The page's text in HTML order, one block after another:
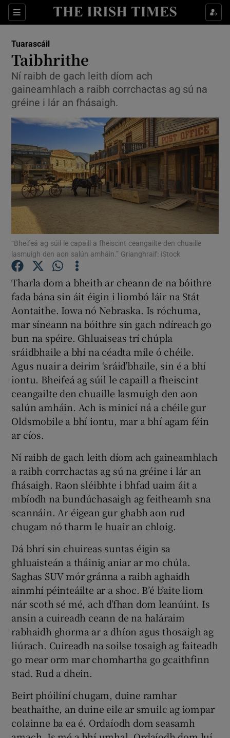
Sections Show Environment sub sections
Show Motors sub sections
Show Podcasts sub sections
Show Gaeilge sub sections
Show History sub sections
Show Sponsored sub sections
Tuarascáil
Taibhrithe
Ní raibh de gach leith díom ach
gaineamhlach a raibh corrchactas ag sú na
gréine i lár an fhásaigh.
“Bheifeá ag súil le capaill a fheiscint ceangailte den chuaille
lasmuigh den aon salún amháin.” Grianghraif: iStock
Tharla dom a bheith ar cheann de na bóithre
fada bána sin áit éigin i liombó láir na Stát
Aontaithe. Iowa nó Nebraska. Is róchuma,
mar síneann na bóithre sin gach ndíreach go
bun na spéire. Ghluaiseas trí chúpla
sráidbhaile a bhí na céadta míle ó chéile.
Agus nuair a deirim ‘sráid’bhaile, sin é a bhí
iontu. Bheifeá ag súil le capaill a fheiscint
ceangailte den chuaille lasmuigh den aon
salún amháin. Ach is minicí ná a chéile gur
Oldsmobile a bhí iontu, mar a bhí agam féin
ar cíos.
Ní raibh de gach leith díom ach gaineamhlach
a raibh corrchactas ag sú na gréine i lár an
fhásaigh. Raon sléibhte i bhfad uaim áit a
mbíodh na bundúchasaigh ag feitheamh sna
scannáin. Ar éigean gur ghabh aon rud
chugam nó tharm le huair an chloig.
Dá bhrí sin chuireas suntas éigin sa
ghluaisteán a tháinig aniar ar mo chúla.
Saghas SUV mór gránna a raibh aghaidh
ainmhí péinteáilte ar a shoc. B’é b’aite liom
nár scoth sé mé, ach d’fhan dom leanúint. Is
ansin a cuireadh ceann de na haláraim
rabhaidh ghorma ar a dhíon agus thosaigh ag
liúrach. Cuireadh na soilse tosaigh ag faiteadh
go mear orm mar chomhartha go gcaithfinn
stad. Rud a dhein.
Beirt phóilíní chugam, duine ramhar
beathaithe, an duine eile ar smuilc ag iompar
colainne ba ea é. Ordaíodh dom seasamh